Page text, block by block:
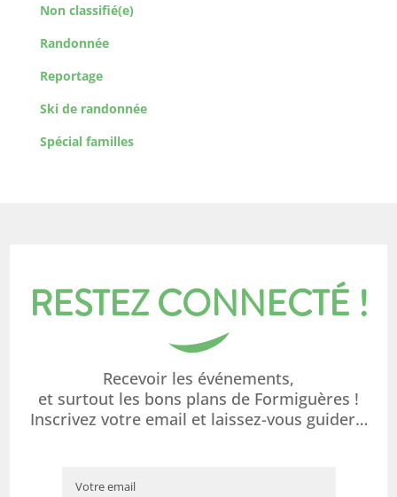
Non classifié(e)
Randonnée
Reportage
Ski de randonnée
Spécial familles
RESTEZ CONNECTÉ !
Recevoir les événements,
et surtout les bons plans de Formiguères !
Inscrivez votre email et laissez-vous guider…